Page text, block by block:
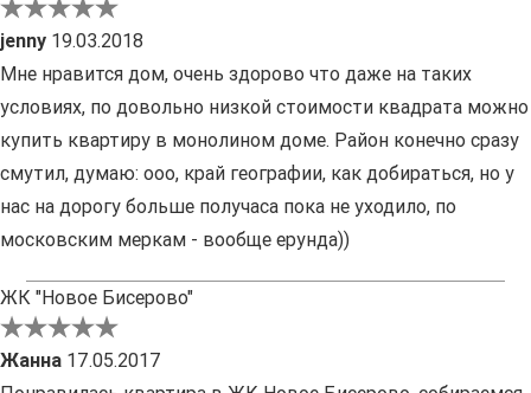
jenny 19.03.2018
Мне нравится дом, очень здорово что даже на таких
условиях, по довольно низкой стоимости квадрата можно
купить квартиру в монолином доме. Район конечно сразу
смутил, думаю: ооо, край географии, как добираться, но у
нас на дорогу больше получаса пока не уходило, по
московским меркам - вообще ерунда))
ЖК "Новое Бисерово"
Жанна 17.05.2017